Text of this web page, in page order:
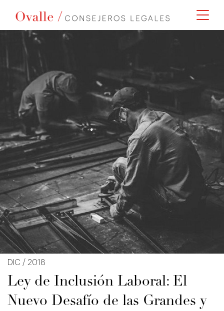
DIC / 2018
Ley de Inclusión Laboral: El
Nuevo Desafío de las Grandes y